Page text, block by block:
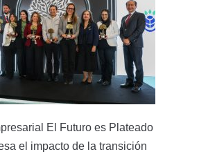
El Futuro es Plateado
el impacto de la transición